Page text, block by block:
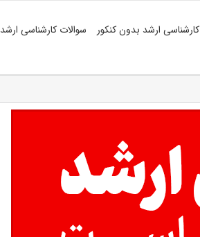
کارشناسی ارشد بدون کنکور سوالات کارشناسی ارشد